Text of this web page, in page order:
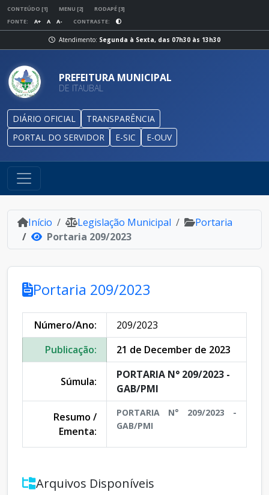
CONTEÚDO [1] MENU [2]
RODAPÉ [3]
FONTE:
A+ A A- CONTRASTE:
Atendimento: Segunda à Sexta, das 07h30 às 13h30
PREFEITURA MUNICIPAL
DE ITAUBAL
DIÁRIO OFICIAL
TRANSPARÊNCIA
PORTAL DO SERVIDOR
E-SIC E-OUV
Início Legislação Municipal
Portaria
Portaria 209/2023
Portaria 209/2023
Número/Ano:
209/2023
Publicação:
21 de December de 2023
Súmula:
PORTARIA N° 209/2023 -
GAB/PMI
Resumo /
Ementa:
PORTARIA N° 209/2023 -
GAB/PMI
Arquivos Disponíveis